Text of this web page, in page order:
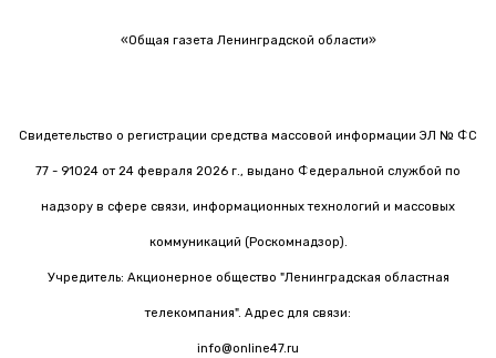
«Общая газета Ленинградской области»
Свидетельство о регистрации средства массовой информации ЭЛ № ФС
77 - 91024 от 24 февраля 2026 г., выдано Федеральной службой по
надзору в сфере связи, информационных технологий и массовых
коммуникаций (Роскомнадзор).
Учредитель: Акционерное общество "Ленинградская областная
телекомпания". Адрес для связи:
info@online47.ru